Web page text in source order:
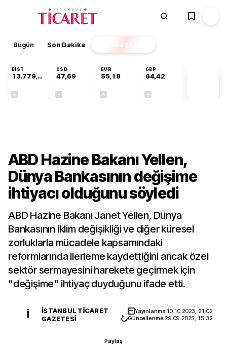
Bugün Son Dakika Finans EKSTRA
BIST
13.779,39
USD
47,69
EUR
55,18
GBP
64,42
ABD Hazine Bakanı Yellen,
Dünya Bankasının değişime
ihtiyacı olduğunu söyledi
ABD Hazine Bakanı Janet Yellen, Dünya
Bankasının iklim değişikliği ve diğer küresel
zorluklarla mücadele kapsamındaki
reformlarında ilerleme kaydettiğini ancak özel
sektör sermayesini harekete geçirmek için
"değişime" ihtiyaç duyduğunu ifade etti.
İ
İSTANBUL TICARET
GAZETESI
Yayınlanma 10.10.2023, 21:02
Güncellenme 29.09.2025, 15:32
Paylaş